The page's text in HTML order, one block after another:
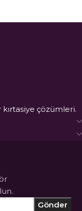
çözümleri.